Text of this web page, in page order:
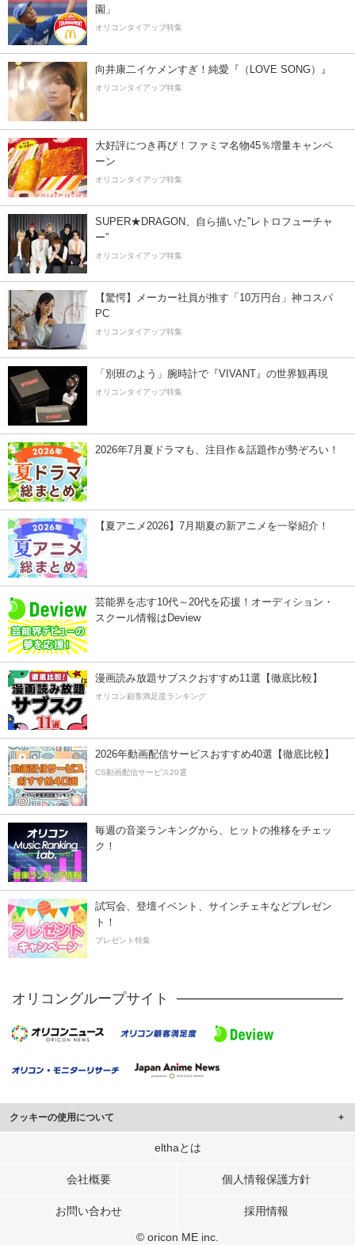
園」
オリコンタイアップ特集
向井康二イケメンすぎ！純愛『（LOVE SONG）』
オリコンタイアップ特集
大好評につき再び！ファミマ名物45％増量キャンペ
ーン
オリコンタイアップ特集
SUPER★DRAGON、自ら描いた”レトロフューチャ
ー”
オリコンタイアップ特集
【驚愕】メーカー社員が推す「10万円台」神コスパ
PC
オリコンタイアップ特集
「別班のよう」腕時計で『VIVANT』の世界観再現
オリコンタイアップ特集
2026年7月夏ドラマも、注目作＆話題作が勢ぞろい！
【夏アニメ2026】7月期夏の新アニメを一挙紹介！
芸能界を志す10代～20代を応援！オーディション・
スクール情報はDeview
漫画読み放題サブスクおすすめ11選【徹底比較】
オリコン顧客満足度ランキング
2026年動画配信サービスおすすめ40選【徹底比較】
CS動画配信サービス20選
毎週の音楽ランキングから、ヒットの推移をチェッ
ク！
試写会、登壇イベント、サインチェキなどプレゼン
ト！
プレゼント特集
オリコングループサイト
クッキーの使用について
このサイトでは Cookie を使用して、ユーザーに合わせたコンテンツや広告の
行っています。
メディアや広告配信、データ解析の各パートナーに提供しています。
elthaとは
会社概要 個人情報保護方針
お問い合わせ 採用情報
© oricon ME inc.